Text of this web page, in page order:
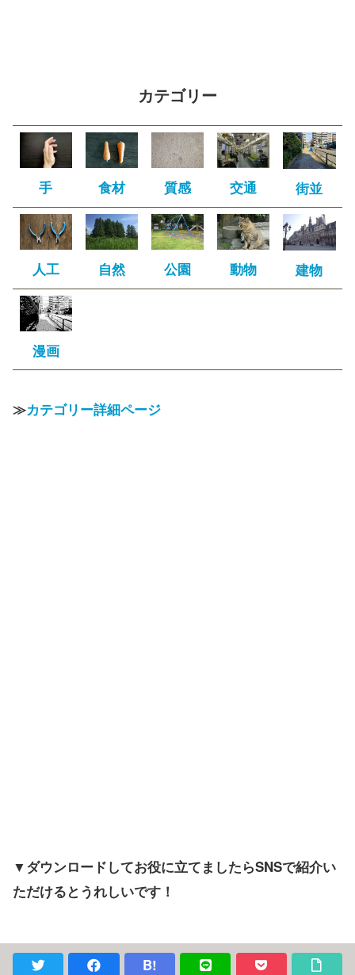
カテゴリー
手 食材 質感 交通 街並
人工 自然 公園 動物 建物
漫画
≫カテゴリー詳細ページ
▼ダウンロードしてお役に立てましたらSNSで紹介い
ただけるとうれしいです！
B!